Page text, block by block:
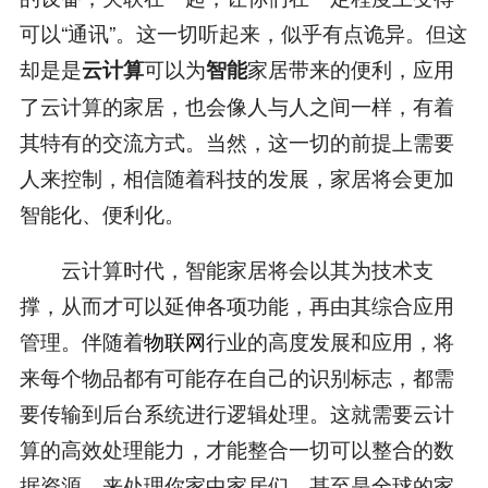
可以“通讯”。这一切听起来，似乎有点诡异。但这
却是是云计算可以为智能家居带来的便利，应用
了云计算的家居，也会像人与人之间一样，有着
其特有的交流方式。当然，这一切的前提上需要
人来控制，相信随着科技的发展，家居将会更加
智能化、便利化。
云计算时代，智能家居将会以其为技术支
撑，从而才可以延伸各项功能，再由其综合应用
管理。伴随着物联网行业的高度发展和应用，将
来每个物品都有可能存在自己的识别标志，都需
要传输到后台系统进行逻辑处理。这就需要云计
算的高效处理能力，才能整合一切可以整合的数